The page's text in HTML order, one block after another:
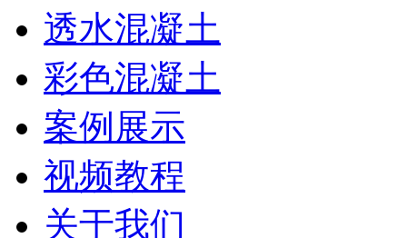
透水混凝土
彩色混凝土
案例展示
视频教程
关于我们